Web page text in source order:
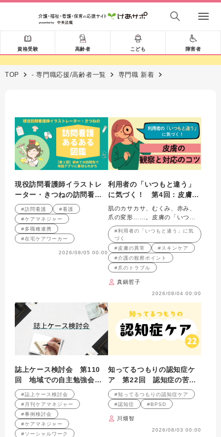
資格受験 高齢者 こども 障害者
TOP - 専門職応援/高齢者一覧 専門職 新着
現役訪問看護師イラストレ
ーター・きつねの訪問看護
あるある図鑑 第1回「初め
ての訪問先で地図アプリに
裏切られがち」
#訪問看護
#看護
#ケアマネジャー
#多職種連携
#在宅ケアワーカー
2026/08/05 00:00
利用者の「いつもと違う」
に気づく！ 第4回：皮膚の
観察と対応のコツ
肌のカサカサ、むくみ、赤み、
爪の変形……。皮膚の「いつも
と違う」を見逃さないためのポ
イントを解説しま
#利用者の「いつもと違う」に気
づく
#皮膚の異常
#スキンケア
#介護の観察ポイント
#爪のトラブル
真鍋哲子
2026/08/04 00:00
誌上ケース検討会 第110
回 地域での自主勉強会の
持ち方について （2009年8
月号掲載）
#誌上ケース検討会
#月刊ケアマネジャー
#事例検討会
#ケアマネジャー
#ソーシャルワーク
知ってるつもりの認知症ケ
ア 第22回 認知症の苦手
は5W1H？
#知ってるつもりの認知症ケア
#認知症
#BPSD
川畑智
2026/08/03 00:00